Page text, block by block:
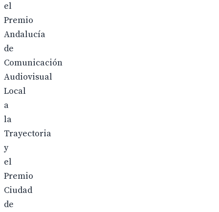
el
Premio
Andalucía
de
Comunicación
Audiovisual
Local
a
la
Trayectoria
y
el
Premio
Ciudad
de